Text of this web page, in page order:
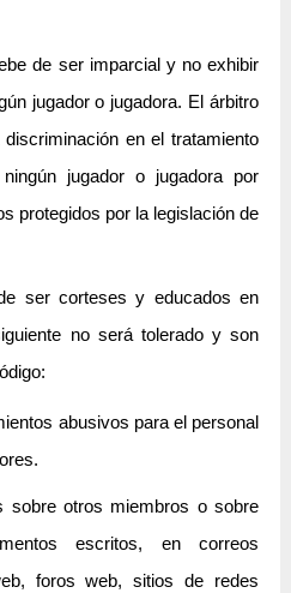
de ser imparcial y no exhibir
jugador o jugadora. El árbitro
en el tratamiento
jugador o jugadora por
protegidos por la legislación de
ser corteses y educados en
no será tolerado y son
abusivos para el personal
sobre otros miembros o sobre
escritos, en correos
foros web, sitios de redes